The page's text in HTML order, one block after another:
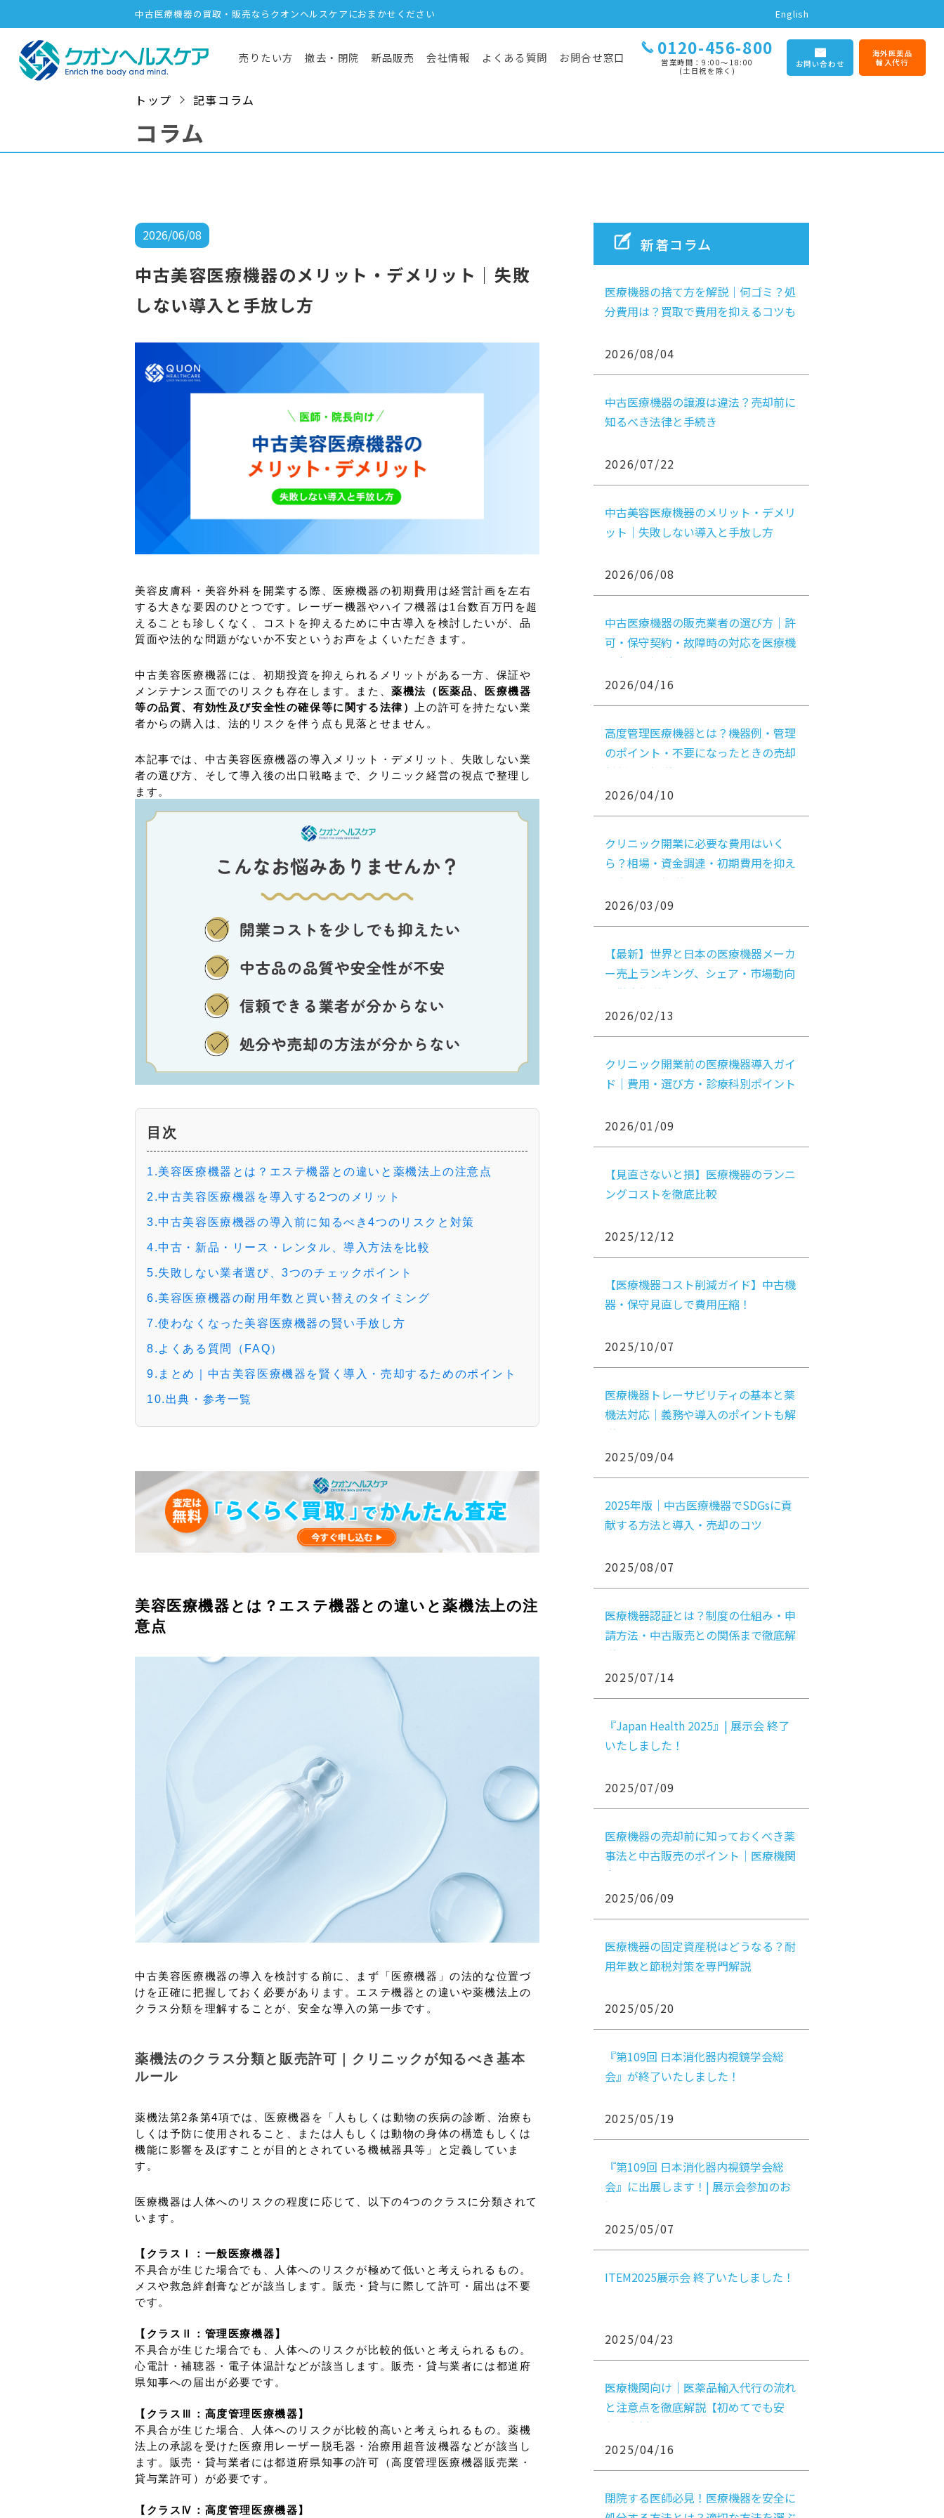
中古医療機器の買取・販売ならクオンヘルスケアにおまかせください English
売りたい方 撤去・閉院 新品販売 会社情報 よくある質問 お問合せ窓口 0120-456-800
営業時間：9:00〜18:00
(土日祝を除く)
お問い合わせ
海外医薬品
輸入代行
トップ 記事コラム
コラム
新着コラム
医療機器の捨て方を解説｜何ゴミ？処
分費用は？買取で費用を抑えるコツも
2026/08/04
中古医療機器の譲渡は違法？売却前に
知るべき法律と手続き
2026/07/22
中古美容医療機器のメリット・デメリ
ット｜失敗しない導入と手放し方
2026/06/08
中古医療機器の販売業者の選び方｜許
可・保守契約・故障時の対応を医療機
関向けに解説
2026/04/16
高度管理医療機器とは？機器例・管理
のポイント・不要になったときの売却
判断まで解説
2026/04/10
クリニック開業に必要な費用はいく
ら？相場・資金調達・初期費用を抑え
る方法まで解説
2026/03/09
【最新】世界と日本の医療機器メーカ
ー売上ランキング、シェア・市場動向
を徹底解説
2026/02/13
クリニック開業前の医療機器導入ガイ
ド｜費用・選び方・診療科別ポイント
2026/01/09
【見直さないと損】医療機器のランニ
ングコストを徹底比較
2025/12/12
【医療機器コスト削減ガイド】中古機
器・保守見直しで費用圧縮！
2025/10/07
医療機器トレーサビリティの基本と薬
機法対応｜義務や導入のポイントも解
説
2025/09/04
2025年版｜中古医療機器でSDGsに貢
献する方法と導入・売却のコツ
2025/08/07
医療機器認証とは？制度の仕組み・申
請方法・中古販売との関係まで徹底解
説
2025/07/14
『Japan Health 2025』| 展示会 終了
いたしました！
2025/07/09
医療機器の売却前に知っておくべき薬
事法と中古販売のポイント｜医療機関
向け
2025/06/09
医療機器の固定資産税はどうなる？耐
用年数と節税対策を専門解説
2025/05/20
『第109回 日本消化器内視鏡学会総
会』が終了いたしました！
2025/05/19
『第109回 日本消化器内視鏡学会総
会』に出展します！| 展示会参加のお
知らせ
2025/05/07
ITEM2025展示会 終了いたしました！
2025/04/23
医療機関向け｜医薬品輸入代行の流れ
と注意点を徹底解説【初めてでも安
心！実例付き】
2025/04/16
閉院する医師必見！医療機器を安全に
2026/06/08
中古美容医療機器のメリット・デメリット｜失敗
しない導入と手放し方
美容皮膚科・美容外科を開業する際、医療機器の初期費用は経営計画を左右
する大きな要因のひとつです。レーザー機器やハイフ機器は1台数百万円を超
えることも珍しくなく、コストを抑えるために中古導入を検討したいが、品
質面や法的な問題がないか不安というお声をよくいただきます。
中古美容医療機器には、初期投資を抑えられるメリットがある一方、保証や
メンテナンス面でのリスクも存在します。また、薬機法（医薬品、医療機器
等の品質、有効性及び安全性の確保等に関する法律）
上の許可を持たない業
者からの購入は、法的リスクを伴う点も見落とせません。
本記事では、中古美容医療機器の導入メリット・デメリット、失敗しない業
者の選び方、そして導入後の出口戦略まで、クリニック経営の視点で整理し
ます。
目次
1.美容医療機器とは？エステ機器との違いと薬機法上の注意点
2.中古美容医療機器を導入する2つのメリット
3.中古美容医療機器の導入前に知るべき4つのリスクと対策
4.中古・新品・リース・レンタル、導入方法を比較
5.失敗しない業者選び、3つのチェックポイント
6.美容医療機器の耐用年数と買い替えのタイミング
7.使わなくなった美容医療機器の賢い手放し方
8.よくある質問（FAQ）
9.まとめ｜中古美容医療機器を賢く導入・売却するためのポイント
10.出典・参考一覧
美容医療機器とは？エステ機器との違いと薬機法上の注
意点
中古美容医療機器の導入を検討する前に、まず「医療機器」の法的な位置づ
けを正確に把握しておく必要があります。エステ機器との違いや薬機法上の
クラス分類を理解することが、安全な導入の第一歩です。
薬機法のクラス分類と販売許可｜クリニックが知るべき基本
ルール
薬機法第2条第4項では、医療機器を「人もしくは動物の疾病の診断、治療も
しくは予防に使用されること、または人もしくは動物の身体の構造もしくは
機能に影響を及ぼすことが目的とされている機械器具等」と定義していま
す。
医療機器は人体へのリスクの程度に応じて、以下の4つのクラスに分類されて
います。
【クラスⅠ：一般医療機器】
不具合が生じた場合でも、人体へのリスクが極めて低いと考えられるもの。
メスや救急絆創膏などが該当します。販売・貸与に際して許可・届出は不要
です。
【クラスⅡ：管理医療機器】
不具合が生じた場合でも、人体へのリスクが比較的低いと考えられるもの。
心電計・補聴器・電子体温計などが該当します。販売・貸与業者には都道府
県知事への届出が必要です。
【クラスⅢ：高度管理医療機器】
不具合が生じた場合、人体へのリスクが比較的高いと考えられるもの。薬機
法上の承認を受けた医療用レーザー脱毛器・治療用超音波機器などが該当し
ます。販売・貸与業者には都道府県知事の許可（高度管理医療機器販売業・
貸与業許可）が必要です。
【クラスⅣ：高度管理医療機器】